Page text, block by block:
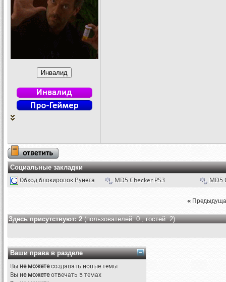
Социальные закладки
Обход блокировок Рунета MD5 Checker PS3 MD5
«
Здесь присутствуют: 2(пользователей: 0 , гостей: 2)
Ваши права в разделе
Вы не можетесоздавать новые темы
Вы не можетеотвечать в темах